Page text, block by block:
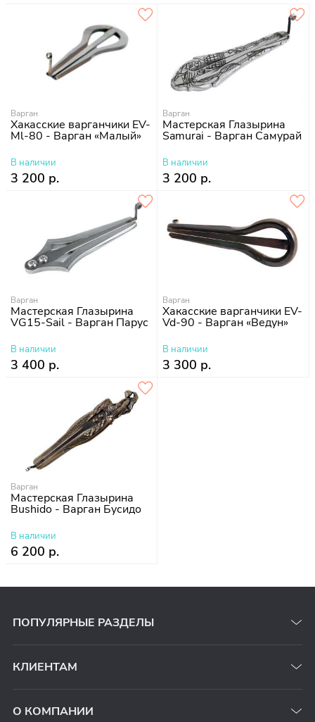
Варган
Хакасские варганчики EV-
Ml-80 - Варган «Малый»
В наличии
3 200 р.
Варган
Мастерская Глазырина
Samurai - Варган Самурай
В наличии
3 200 р.
Варган
Мастерская Глазырина
VG15-Sail - Варган Парус
В наличии
3 400 р.
Варган
Хакасские варганчики EV-
Vd-90 - Варган «Ведун»
В наличии
3 300 р.
Варган
Мастерская Глазырина
Bushido - Варган Бусидо
В наличии
6 200 р.
ПОПУЛЯРНЫЕ РАЗДЕЛЫ
КЛИЕНТАМ
О КОМПАНИИ